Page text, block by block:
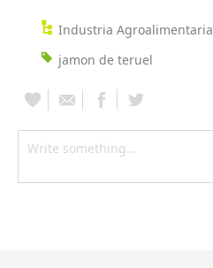
Industria Agroalimentaria
jamon de teruel